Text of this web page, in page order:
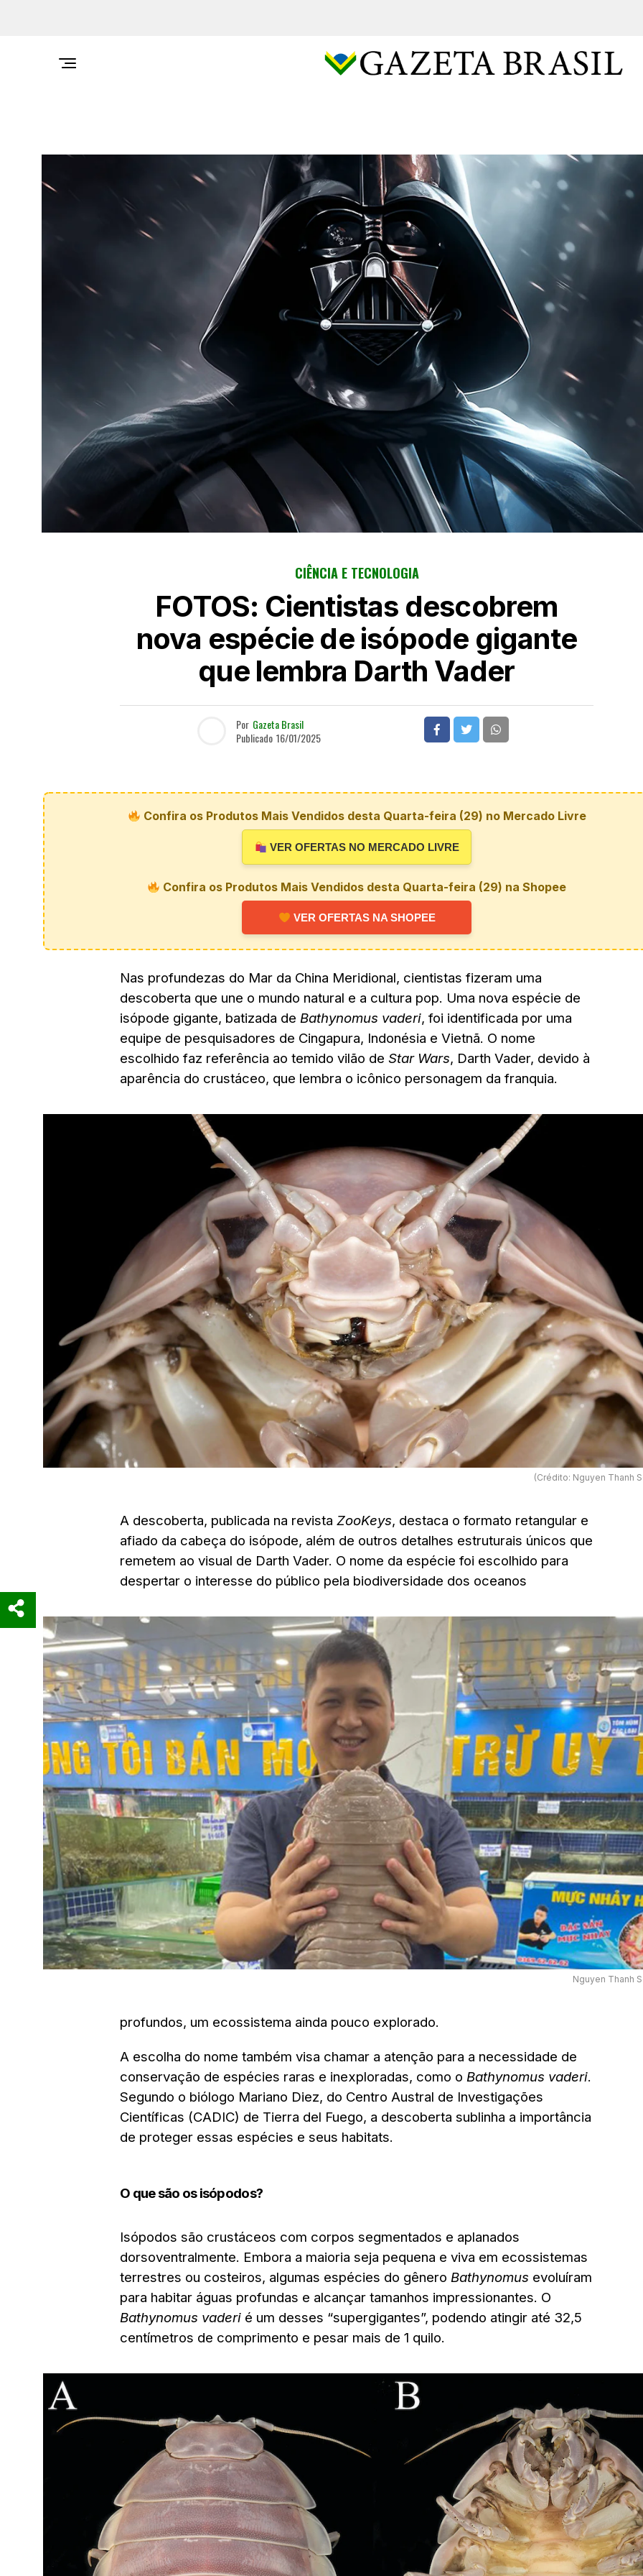
CIÊNCIA E TECNOLOGIA
FOTOS: Cientistas descobrem
nova espécie de isópode gigante
que lembra Darth Vader
Por Gazeta Brasil
Publicado 16/01/2025
Confira os Produtos Mais Vendidos desta Quarta-feira (29) no Mercado Livre
VER OFERTAS NO MERCADO LIVRE
Confira os Produtos Mais Vendidos desta Quarta-feira (29) na Shopee
VER OFERTAS NA SHOPEE
Nas profundezas do Mar da China Meridional, cientistas fizeram uma
descoberta que une o mundo natural e a cultura pop. Uma nova espécie de
isópode gigante, batizada de Bathynomus vaderi, foi identificada por uma
equipe de pesquisadores de Cingapura, Indonésia e Vietnã. O nome
escolhido faz referência ao temido vilão de Star Wars, Darth Vader, devido à
aparência do crustáceo, que lembra o icônico personagem da franquia.
(Crédito: Nguyen Thanh
A descoberta, publicada na revista ZooKeys, destaca o formato retangular e
afiado da cabeça do isópode, além de outros detalhes estruturais únicos que
remetem ao visual de Darth Vader. O nome da espécie foi escolhido para
despertar o interesse do público pela biodiversidade dos oceanos
Nguyen Thanh
profundos, um ecossistema ainda pouco explorado.
A escolha do nome também visa chamar a atenção para a necessidade de
conservação de espécies raras e inexploradas, como o Bathynomus vaderi.
Segundo o biólogo Mariano Diez, do Centro Austral de Investigações
Científicas (CADIC) de Tierra del Fuego, a descoberta sublinha a importância
de proteger essas espécies e seus habitats.
O que são os isópodos?
Isópodos são crustáceos com corpos segmentados e aplanados
dorsoventralmente. Embora a maioria seja pequena e viva em ecossistemas
terrestres ou costeiros, algumas espécies do gênero Bathynomus evoluíram
para habitar águas profundas e alcançar tamanhos impressionantes. O
Bathynomus vaderi é um desses “supergigantes”, podendo atingir até 32,5
centímetros de comprimento e pesar mais de 1 quilo.